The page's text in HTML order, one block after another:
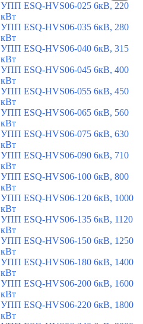
УПП ESQ-HVS06-025 6кВ, 220
кВт
УПП ESQ-HVS06-035 6кВ, 280
кВт
УПП ESQ-HVS06-040 6кВ, 315
кВт
УПП ESQ-HVS06-045 6кВ, 400
кВт
УПП ESQ-HVS06-055 6кВ, 450
кВт
УПП ESQ-HVS06-065 6кВ, 560
кВт
УПП ESQ-HVS06-075 6кВ, 630
кВт
УПП ESQ-HVS06-090 6кВ, 710
кВт
УПП ESQ-HVS06-100 6кВ, 800
кВт
УПП ESQ-HVS06-120 6кВ, 1000
кВт
УПП ESQ-HVS06-135 6кВ, 1120
кВт
УПП ESQ-HVS06-150 6кВ, 1250
кВт
УПП ESQ-HVS06-180 6кВ, 1400
кВт
УПП ESQ-HVS06-200 6кВ, 1600
кВт
УПП ESQ-HVS06-220 6кВ, 1800
кВт